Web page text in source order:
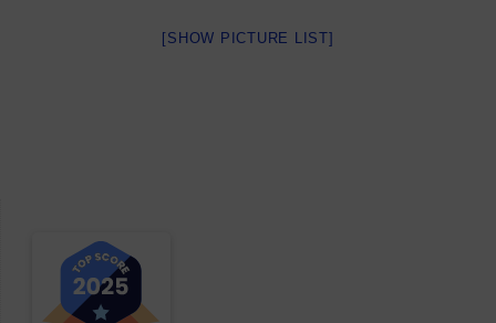
[SHOW PICTURE LIST]